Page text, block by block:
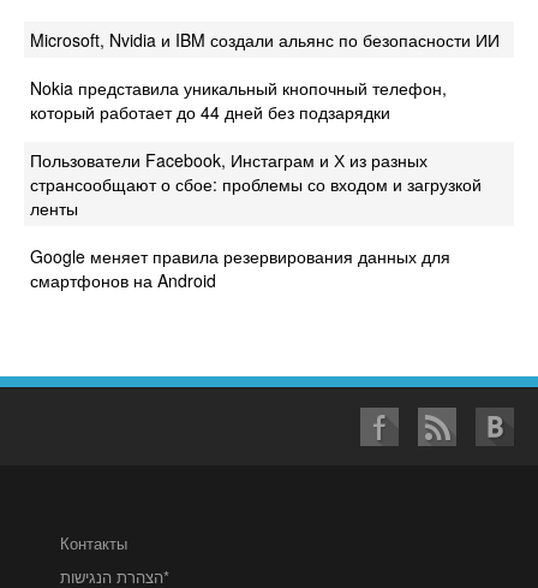
Microsoft, Nvidia и IBM создали альянс по безопасности ИИ
Nokia представила уникальный кнопочный телефон,
который работает до 44 дней без подзарядки
Пользователи Facebook, Инстаграм и Х из разных
странсообщают о сбое: проблемы со входом и загрузкой
ленты
Google меняет правила резервирования данных для
смартфонов на Android
Контакты
הצהרת הנגישות*